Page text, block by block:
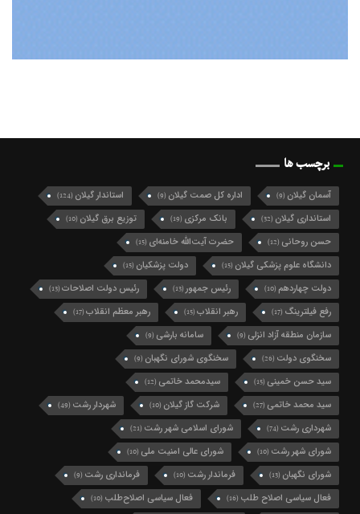
برچسب ها
آسمان گیلان (9) اداره کل صمت گیلان (9) استاندار گیلان (124)
استانداری گیلان (32) بانک مرکزی (19) توزیع برق گیلان (10)
حسن روحانی (12) حضرت آیت‌الله خامنه‌ای (15)
دانشگاه علوم پزشکی گیلان (15) دولت پزشکیان (15)
دولت چهاردهم (10) رئیس جمهور(13) رئیس دولت اصلاحات(13)
رفع فیلترینگ (17) رهبر انقلاب(15) رهبر معظم انقلاب(17)
سازمان منطقه آزاد انزلی (9) سامانه بارشی (9)
سخنگوی دولت (26) سخنگوی شورای نگهبان (9)
سید حسن خمینی (15) سیدمحمد خاتمی (12)
سید محمد خاتمی (27) شرکت گاز گیلان (10) شهردار رشت (49)
شهرداری رشت (74) شورای اسلامی شهر رشت (21)
شورای شهر رشت (10) شورای عالی امنیت ملی (10)
شورای نگهبان (13) فرماندار رشت (10) فرمانداری رشت (9)
فعال سیاسی اصلاح طلب (16) فعال سیاسی اصلاح‌طلب (10)